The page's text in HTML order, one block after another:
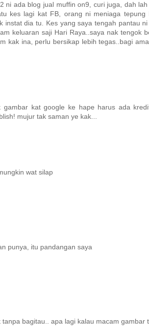
ni ada blog jual muffin on9, curi juga, dah
kes lagi kat FB, orang ni meniaga tepung
instat dia tu. Kes yang saya tengah pantau
keluaran saji Hari Raya..saya nak tengok
kak ina, perlu bersikap lebih tegas..bagi
kat google ke hape harus ada
mujur tak saman ye kak...
wat silap
punya, itu pandangan saya
bagitau.. apa lagi kalau macam gambar